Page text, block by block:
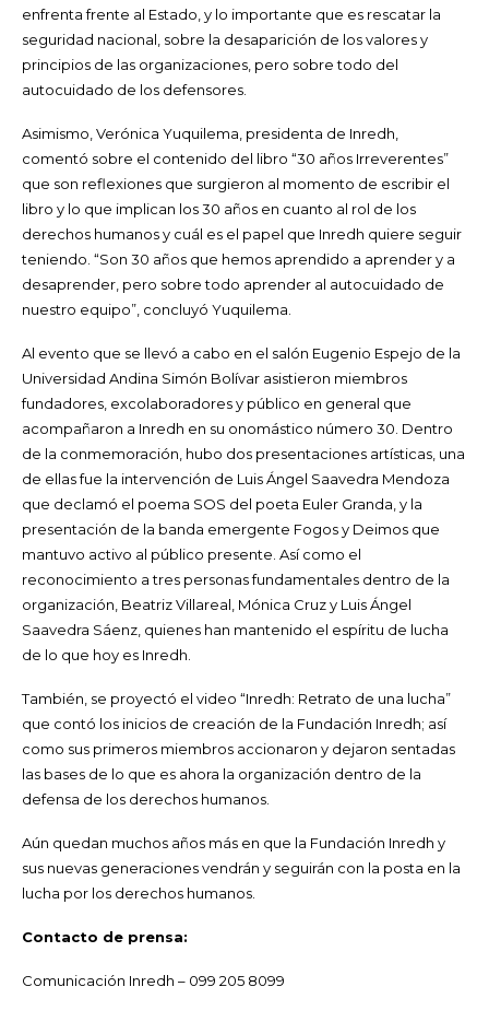
enfrenta frente al Estado, y lo importante que es rescatar la
seguridad nacional, sobre la desaparición de los valores y
principios de las organizaciones, pero sobre todo del
autocuidado de los defensores.
Asimismo, Verónica Yuquilema, presidenta de Inredh,
comentó sobre el contenido del libro “30 años Irreverentes”
que son reflexiones que surgieron al momento de escribir el
libro y lo que implican los 30 años en cuanto al rol de los
derechos humanos y cuál es el papel que Inredh quiere seguir
teniendo. “Son 30 años que hemos aprendido a aprender y a
desaprender, pero sobre todo aprender al autocuidado de
nuestro equipo”, concluyó Yuquilema.
Al evento que se llevó a cabo en el salón Eugenio Espejo de la
Universidad Andina Simón Bolívar asistieron miembros
fundadores, excolaboradores y público en general que
acompañaron a Inredh en su onomástico número 30. Dentro
de la conmemoración, hubo dos presentaciones artísticas, una
de ellas fue la intervención de Luis Ángel Saavedra Mendoza
que declamó el poema SOS del poeta Euler Granda, y la
presentación de la banda emergente Fogos y Deimos que
mantuvo activo al público presente. Así como el
reconocimiento a tres personas fundamentales dentro de la
organización, Beatriz Villareal, Mónica Cruz y Luis Ángel
Saavedra Sáenz, quienes han mantenido el espíritu de lucha
de lo que hoy es Inredh.
También, se proyectó el video “Inredh: Retrato de una lucha”
que contó los inicios de creación de la Fundación Inredh; así
como sus primeros miembros accionaron y dejaron sentadas
las bases de lo que es ahora la organización dentro de la
defensa de los derechos humanos.
Aún quedan muchos años más en que la Fundación Inredh y
sus nuevas generaciones vendrán y seguirán con la posta en la
lucha por los derechos humanos.
Contacto de prensa:
Comunicación Inredh – 099 205 8099